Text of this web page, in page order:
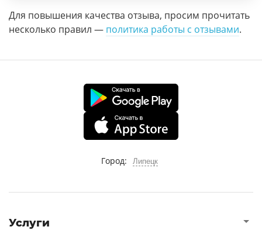
Для повышения качества отзыва, просим прочитать
несколько правил — политика работы с отзывами.
Город: Липецк
Услуги